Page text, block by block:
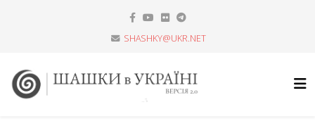
SHASHKY@UKR.NET